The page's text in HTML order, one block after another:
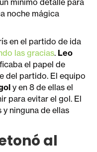
noche mágica
en el partido de ida
las gracias. Leo
el papel de
del partido. El equipo
y en 8 de ellas el
para evitar el gol. El
ninguna de ellas
al